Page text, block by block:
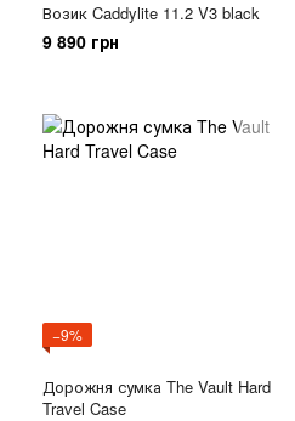
Возик Caddylite 11.2 V3 black
9 890 грн
−9%
Дорожня сумка The Vault Hard
Travel Case